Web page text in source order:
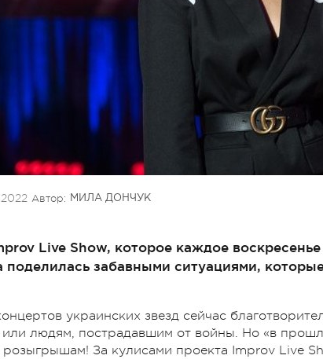
Автор: МИЛА ДОНЧУК
Live Show, которое каждое
поделилась забавными ситуациями,
украинских звезд сейчас
людям, пострадавшим от войны. Но «в
розыгрышам! За кулисами проекта Improv Live